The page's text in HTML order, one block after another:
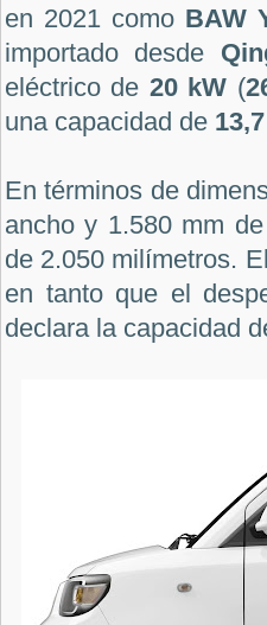
en 2021 como BAW
importado desde
eléctrico de 20 kW (
una capacidad de
En términos de
ancho y 1.580 mm
de 2.050 milímetros.
en tanto que el
declara la capacidad